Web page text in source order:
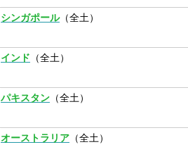
シンガポール（全土）
インド （全土）
パキスタン （全土）
オーストラリア （全土）